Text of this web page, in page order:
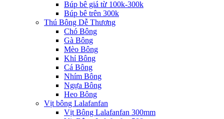
Búp bê giá từ 100k-300k
Búp bê trên 300k
Thú Bông Dễ Thương
Chó Bông
Gà Bông
Mèo Bông
Khỉ Bông
Cá Bông
Nhím Bông
Ngựa Bông
Heo Bông
Vịt bông Lalafanfan
Vịt Bông Lalafanfan 300mm